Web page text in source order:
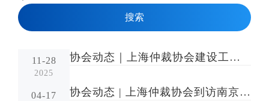
11-28
2025
协会动态｜上海仲裁协会建设工程与房地产研究委员会协办2025长三角国际商事仲裁实务论坛—共议建工争议解决新路径
04-17 协会动态 | 上海仲裁协会到访南京仲裁办共商长三角仲裁一体化发展
搜索